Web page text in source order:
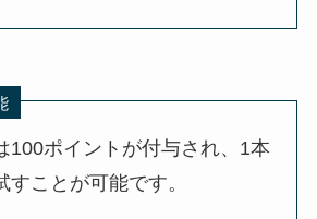
100ポイントが付与され、1本
ことが可能です。